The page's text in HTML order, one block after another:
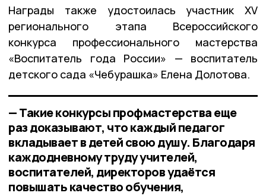
Награды также удостоилась участник XV
регионального этапа Всероссийского
конкурса профессионального мастерства
«Воспитатель года России» — воспитатель
детского сада «Чебурашка» Елена Долотова.
— Такие конкурсы профмастерства еще
раз доказывают, что каждый педагог
вкладывает в детей свою душу. Благодаря
каждодневному труду учителей,
воспитателей, директоров удаётся
повышать качество обучения,